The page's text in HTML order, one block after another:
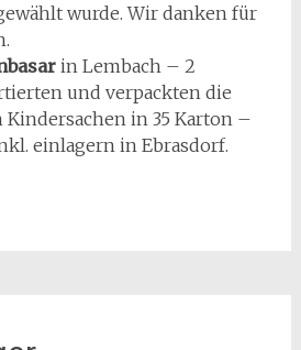
wurde. Wir danken für
in Lembach – 2
und verpackten die
Kindersachen in 35 Karton –
einlagern in Ebrasdorf.